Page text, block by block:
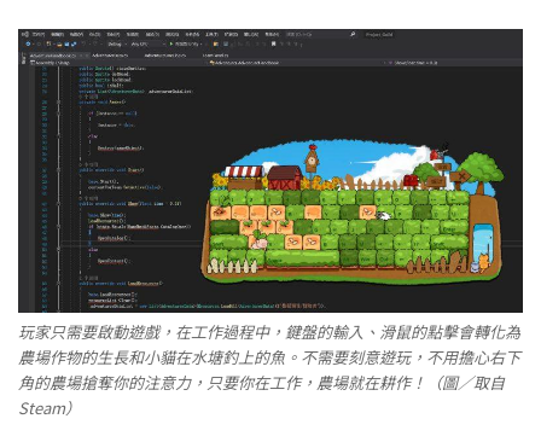
玩家只需要啟動遊戲，在工作過程中，鍵盤的輸入、滑鼠的點擊會轉化為
農場作物的生長和小貓在水塘釣上的魚。不需要刻意遊玩，不用擔心右下
角的農場搶奪你的注意力，只要你在工作，農場就在耕作！（圖／取自
Steam）